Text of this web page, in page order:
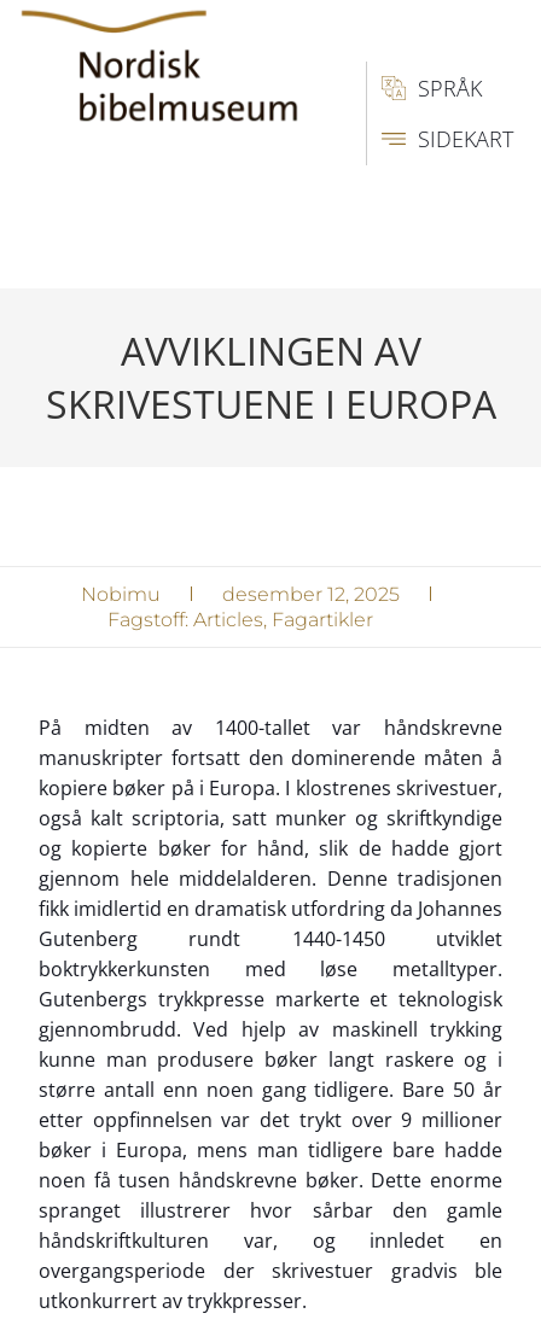
SPRÅK
SIDEKART
AVVIKLINGEN AV
SKRIVESTUENE I EUROPA
Nobimu
desember 12, 2025
Fagstoff: Articles, Fagartikler
På midten av 1400-tallet var håndskrevne
manuskripter fortsatt den dominerende måten å
kopiere bøker på i Europa. I klostrenes skrivestuer,
også kalt scriptoria, satt munker og skriftkyndige
og kopierte bøker for hånd, slik de hadde gjort
gjennom hele middelalderen. Denne tradisjonen
fikk imidlertid en dramatisk utfordring da Johannes
Gutenberg rundt 1440-1450 utviklet
boktrykkerkunsten med løse metalltyper.
Gutenbergs trykkpresse markerte et teknologisk
gjennombrudd. Ved hjelp av maskinell trykking
kunne man produsere bøker langt raskere og i
større antall enn noen gang tidligere. Bare 50 år
etter oppfinnelsen var det trykt over 9 millioner
bøker i Europa, mens man tidligere bare hadde
noen få tusen håndskrevne bøker. Dette enorme
spranget illustrerer hvor sårbar den gamle
håndskriftkulturen var, og innledet en
overgangsperiode der skrivestuer gradvis ble
utkonkurrert av trykkpresser.